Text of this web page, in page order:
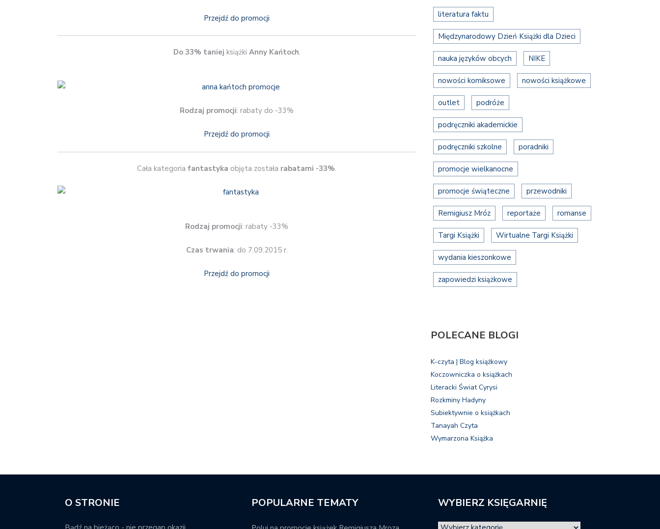
Przejdź do promocji
Do 33% taniej książki Anny Kańtoch.
Rodzaj promocji: rabaty do -33%
Przejdź do promocji
Cała kategoria fantastyka objęta została rabatami -33%.
Rodzaj promocji: rabaty -33%
Czas trwania: do 7.09.2015 r.
Przejdź do promocji
literatura faktu
Międzynarodowy Dzień Książki dla Dzieci
nauka języków obcych NIKE
nowości komiksowe nowości książkowe
outlet podróże
podręczniki akademickie
podręczniki szkolne poradniki
promocje wielkanocne
promocje świąteczne przewodniki
Remigiusz Mróz reportaże romanse
Targi Książki Wirtualne Targi Książki
wydania kieszonkowe
zapowiedzi książkowe
POLECANE BLOGI
K-czyta | Blog książkowy
Koczowniczka o książkach
Literacki Świat Cyrysi
Rozkminy Hadyny
Subiektywnie o książkach
Tanayah Czyta
Wymarzona Książka
O STRONIE POPULARNE TEMATY WYBIERZ KSIĘGARNIĘ